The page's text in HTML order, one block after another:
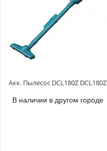
Акк. Пылесос DCL180Z DCL180Z
В наличии в другом городе